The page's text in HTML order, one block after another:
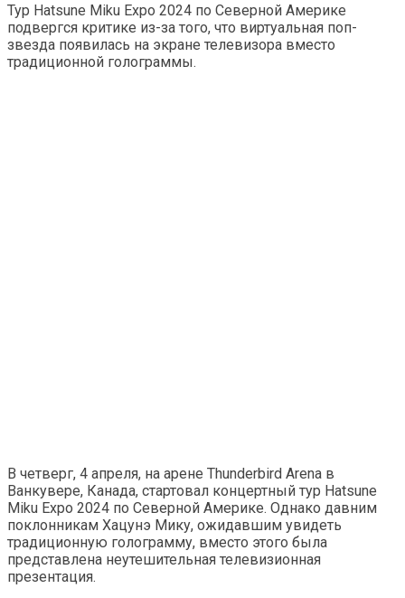
Тур Hatsune Miku Expo 2024 по Северной Америке
подвергся критике из-за того, что виртуальная поп-
звезда появилась на экране телевизора вместо
традиционной голограммы.
В четверг, 4 апреля, на арене Thunderbird Arena в
Ванкувере, Канада, стартовал концертный тур Hatsune
Miku Expo 2024 по Северной Америке. Однако давним
поклонникам Хацунэ Мику, ожидавшим увидеть
традиционную голограмму, вместо этого была
представлена ​​неутешительная телевизионная
презентация.